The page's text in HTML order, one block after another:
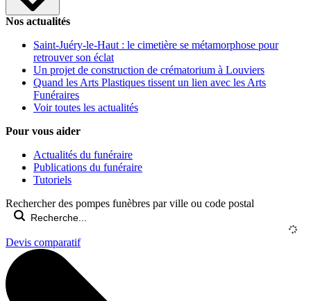
Nos actualités
Saint-Juéry-le-Haut : le cimetière se métamorphose pour
retrouver son éclat
Un projet de construction de crématorium à Louviers
Quand les Arts Plastiques tissent un lien avec les Arts
Funéraires
Voir toutes les actualités
Pour vous aider
Actualités du funéraire
Publications du funéraire
Tutoriels
Rechercher des pompes funèbres par ville ou code postal
Devis comparatif